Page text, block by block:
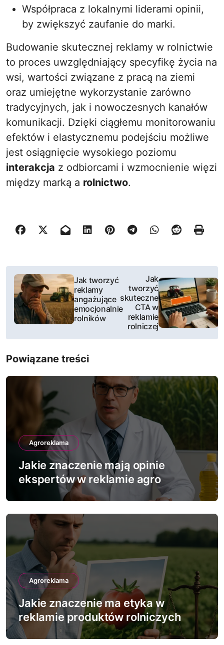
Współpraca z lokalnymi liderami opinii,
by zwiększyć zaufanie do marki.
Budowanie skutecznej reklamy w rolnictwie
to proces uwzględniający specyfikę życia na
wsi, wartości związane z pracą na ziemi
oraz umiejętne wykorzystanie zarówno
tradycyjnych, jak i nowoczesnych kanałów
komunikacji. Dzięki ciągłemu monitorowaniu
efektów i elastycznemu podejściu możliwe
jest osiągnięcie wysokiego poziomu
interakcja z odbiorcami i wzmocnienie więzi
między marką a rolnictwo.
N
w
i
g
a
i
s
u
Jak tworzyć
reklamy
angażujące
emocjonalnie
rolników
Jak
tworzyć
skuteczne
CTA w
reklamie
rolniczej
Powiązane treści
Agroreklama
Jakie znaczenie mają opinie
ekspertów w reklamie agro
Agroreklama
Jakie znaczenie ma etyka w
reklamie produktów rolniczych